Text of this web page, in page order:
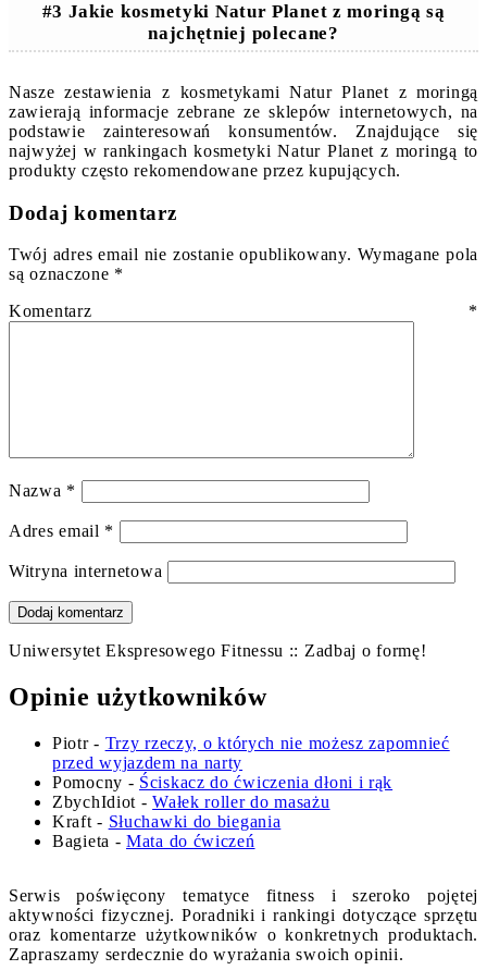
#3 Jakie kosmetyki Natur Planet z moringą są
najchętniej polecane?
Nasze zestawienia z kosmetykami Natur Planet z moringą
zawierają informacje zebrane ze sklepów internetowych, na
podstawie zainteresowań konsumentów. Znajdujące się
najwyżej w rankingach kosmetyki Natur Planet z moringą to
produkty często rekomendowane przez kupujących.
Dodaj komentarz
Twój adres email nie zostanie opublikowany. Wymagane pola
są oznaczone *
Komentarz *
Nazwa *
Adres email *
Witryna internetowa
Uniwersytet Ekspresowego Fitnessu :: Zadbaj o formę!
Opinie użytkowników
Piotr- Trzy rzeczy, o których nie możesz zapomnieć
przed wyjazdem na narty
Pomocny - Ściskacz do ćwiczenia dłoni i rąk
ZbychIdiot -Wałek roller do masażu
Kraft - Słuchawki do biegania
Bagieta -Mata do ćwiczeń
Serwis poświęcony tematyce fitness i szeroko pojętej
aktywności fizycznej. Poradniki i rankingi dotyczące sprzętu
oraz komentarze użytkowników o konkretnych produktach.
Zapraszamy serdecznie do wyrażania swoich opinii.